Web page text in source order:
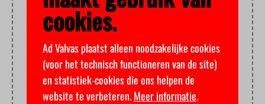
cookies.
Ad Valvas plaatst alleen noodzakelijke cookies
(voor het technisch functioneren van de site)
en statistiek-cookies die ons helpen de
website te verbeteren.Meer informatie.